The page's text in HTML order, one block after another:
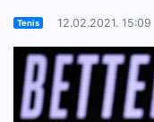
Tenis 12.02.2021. 15:09